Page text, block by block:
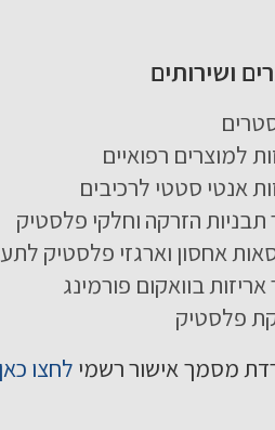
ושירותים
למוצרים רפואיים
אנטי סטטי לרכיבים
תבניות הזרקה וחלקי פלסטיק
אחסון וארגזי פלסטיק
אריזות בוואקום פורמינג
פלסטיק
מסמך אישור רשמי לחצו כאן